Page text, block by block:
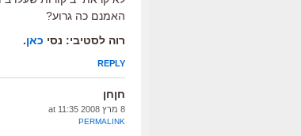
האמנם כה גרוע?
רוה לסטיבי: נסי כאן.
REPLY
חןחן
8 מרץ 2008 at 11:35
PERMALINK